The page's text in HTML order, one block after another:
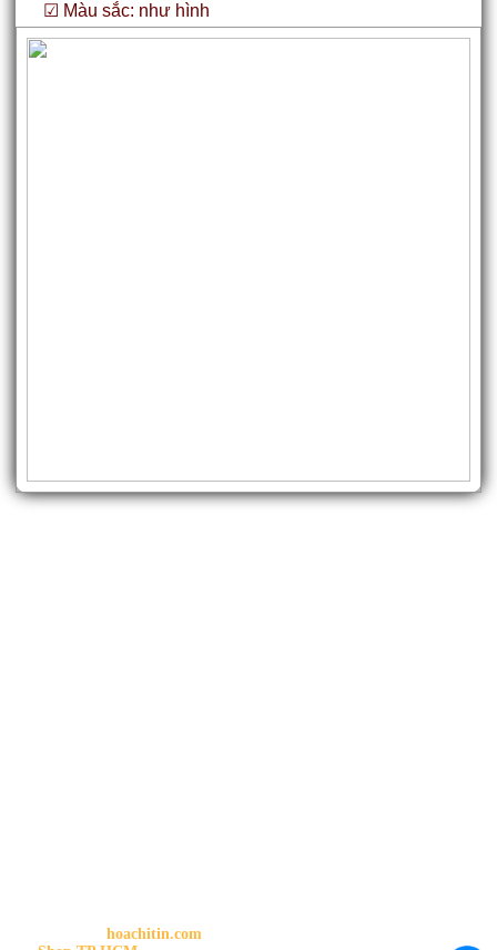
☑ Màu sắc: như hình
hoachitin.com